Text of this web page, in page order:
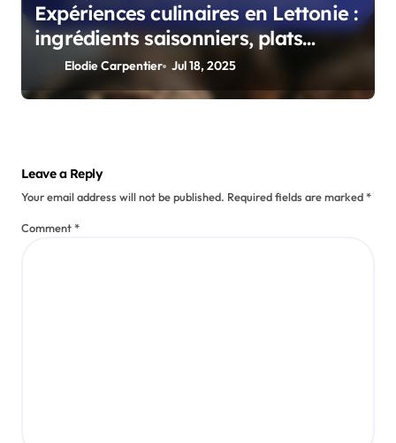
Expériences culinaires en Lettonie :
ingrédients saisonniers, plats
traditionnels et marchés locaux
Elodie Carpentier Jul 18, 2025
Leave a Reply
Your email address will not be published. Required fields are marked*
Comment*